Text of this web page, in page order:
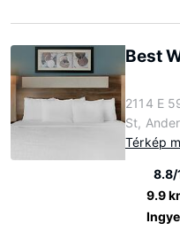
Best
2114 E
St,
Térkép
8.8/
9.9